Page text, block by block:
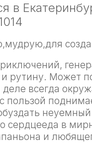
в
рутину. Может
всегда
сердцееда в
и